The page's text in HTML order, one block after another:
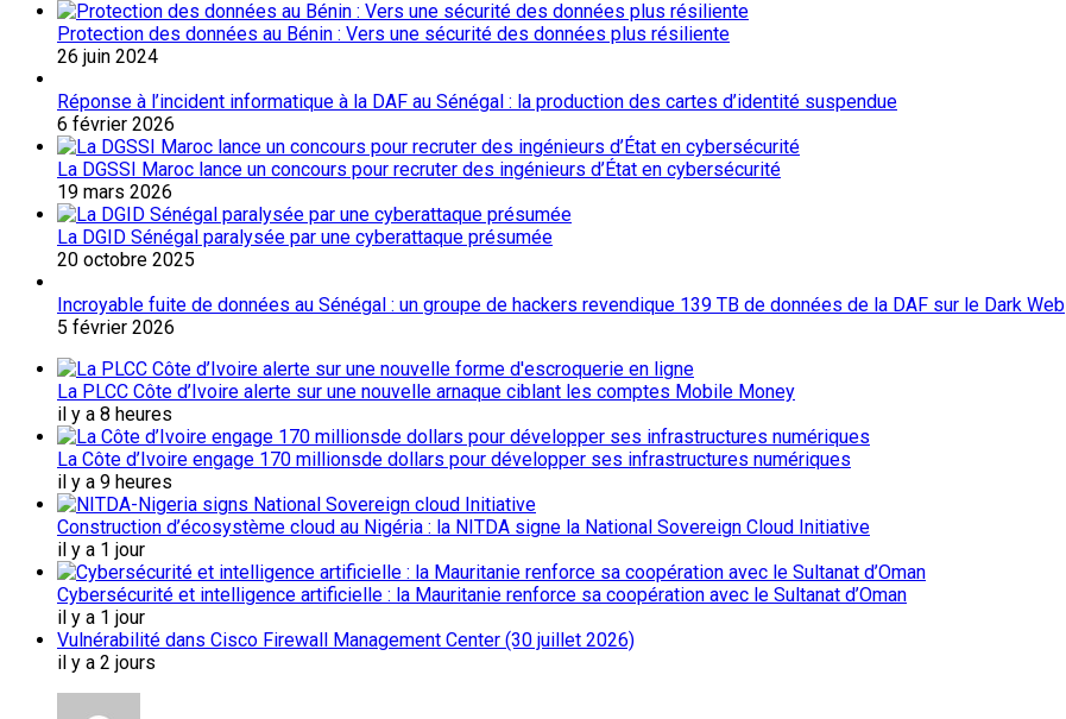
Protection des données au Bénin : Vers une sécurité des données plus résiliente
26 juin 2024
Réponse à l’incident informatique à la DAF au Sénégal : la production des cartes d’identité suspendue
6 février 2026
La DGSSI Maroc lance un concours pour recruter des ingénieurs d’État en cybersécurité
19 mars 2026
La DGID Sénégal paralysée par une cyberattaque présumée
20 octobre 2025
Incroyable fuite de données au Sénégal : un groupe de hackers revendique 139 TB de données de la DAF sur le Dark Web
5 février 2026
La PLCC Côte d’Ivoire alerte sur une nouvelle arnaque ciblant les comptes Mobile Money
il y a 8 heures
La Côte d’Ivoire engage 170 millionsde dollars pour développer ses infrastructures numériques
il y a 9 heures
Construction d’écosystème cloud au Nigéria : la NITDA signe la National Sovereign Cloud Initiative
il y a 1 jour
Cybersécurité et intelligence artificielle : la Mauritanie renforce sa coopération avec le Sultanat d’Oman
il y a 1 jour
Vulnérabilité dans Cisco Firewall Management Center (30 juillet 2026)
il y a 2 jours